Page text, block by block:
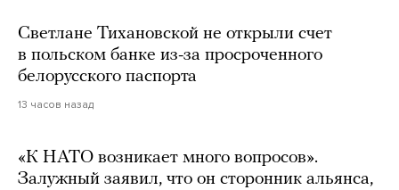
Светлане Тихановской не открыли счет
в польском банке из-за просроченного
белорусского паспорта
13 часов назад
«К НАТО возникает много вопросов».
Залужный заявил, что он сторонник альянса,